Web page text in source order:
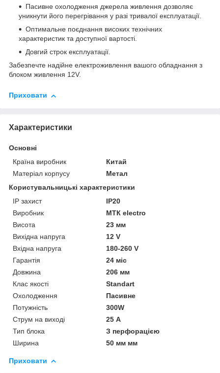
Пасивне охолодження джерела живлення дозволяє
уникнути його перегрівання у разі тривалої експлуатації.
Оптимальне поєднання високих технічних
характеристик та доступної вартості.
Довгий строк експлуатації.
Забезпечте надійне електроживлення вашого обладнання з
блоком живлення 12V.
Приховати
Характеристики
Основні
Країна виробник
Китай
Матеріал корпусу
Метал
Користувальницькі характеристики
IP захист
IP20
Виробник
МТК electro
Висота
23 мм
Вихідна напруга
12 V
Вхідна напруга
180-260 V
Гарантія
24 міс
Довжина
206 мм
Клас якості
Standart
Охолодження
Пасивне
Потужність
300W
Струм на виході
25 А
Тип блока
З перфорацією
Ширина
50 мм мм
Приховати